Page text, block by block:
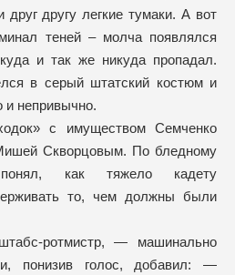
другу легкие тумаки. А вот
теней – молча появлялся
и так же никуда пропадал.
в серый штатский костюм и
и непривычно.
с имуществом Семченко
Скворцовым. По бледному
как тяжело кадету
то, чем должны были
ротмистр, — машинально
и, понизив голос, добавил: —